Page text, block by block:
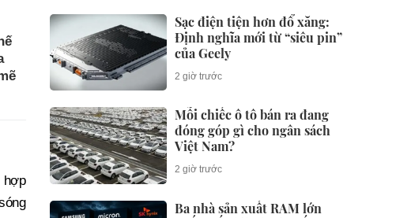
hợp
Sạc điện tiện hơn đổ xăng:
Định nghĩa mới từ “siêu pin”
của Geely
2 giờ trước
Mỗi chiếc ô tô bán ra đang
đóng góp gì cho ngân sách
Việt Nam?
2 giờ trước
Ba nhà sản xuất RAM lớn